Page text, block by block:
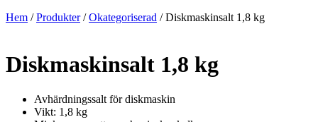
Hem /Produkter/Okategoriserad / Diskmaskinsalt 1,8 kg
Diskmaskinsalt 1,8 kg
Avhärdningssalt för diskmaskin
Vikt: 1,8 kg